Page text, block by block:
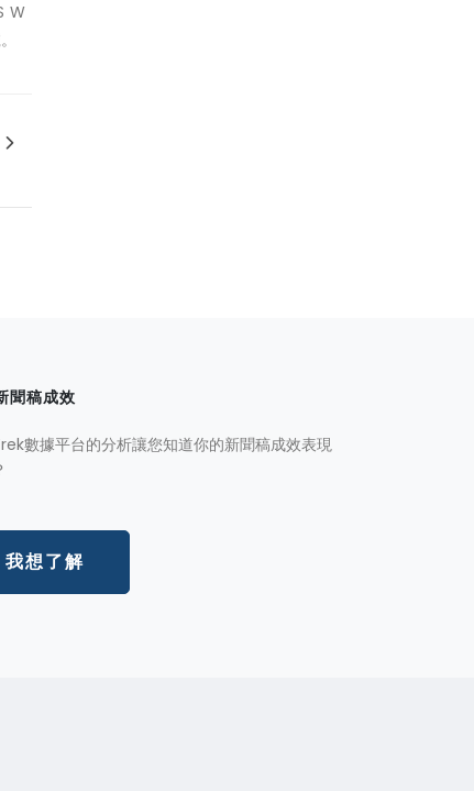
W
聞稿成效
數據平台的分析讓您知道你的新聞稿成效表現
我想了解